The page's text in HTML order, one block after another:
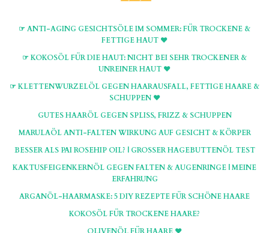
☞ ANTI-AGING GESICHTSÖLE IM SOMMER: FÜR TROCKENE &
FETTIGE HAUT ♥
☞ KOKOSÖL FÜR DIE HAUT: NICHT BEI SEHR TROCKENER &
UNREINER HAUT ♥
☞ KLETTENWURZELÖL GEGEN HAARAUSFALL, FETTIGE HAARE &
SCHUPPEN ♥
GUTES HAARÖL GEGEN SPLISS, FRIZZ & SCHUPPEN
MARULAÖL ANTI-FALTEN WIRKUNG AUF GESICHT & KÖRPER
BESSER ALS PAI ROSEHIP OIL? | GROSSER HAGEBUTTENÖL TEST
KAKTUSFEIGENKERNÖL GEGEN FALTEN & AUGENRINGE | MEINE
ERFAHRUNG
ARGANÖL-HAARMASKE: 5 DIY REZEPTE FÜR SCHÖNE HAARE
KOKOSÖL FÜR TROCKENE HAARE?